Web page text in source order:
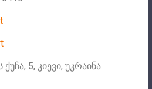
5, კიევი, უკრაინა.